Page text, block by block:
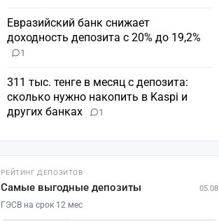
Евразийский банк снижает
доходность депозита с 20% до 19,2%
1
311 тыс. тенге в месяц с депозита:
сколько нужно накопить в Kaspi и
других банках
1
РЕЙТИНГ ДЕПОЗИТОВ
Самые выгодные депозиты 05.08
ГЭСВ на срок 12 мес